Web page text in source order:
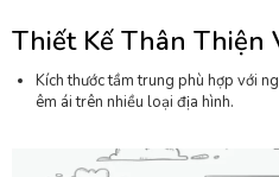
Thiết Kế Thân Thiện
Kích thước tầm trung phù hợp với
êm ái trên nhiều loại địa hình.